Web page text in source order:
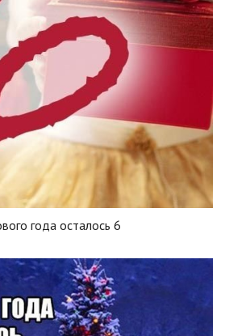
года осталось 6